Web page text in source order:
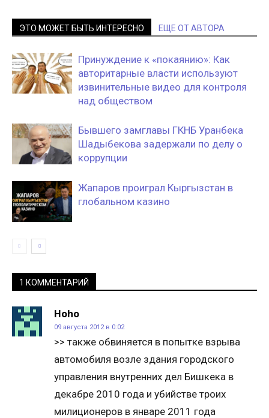
ЭТО МОЖЕТ БЫТЬ ИНТЕРЕСНО ЕЩЕ ОТ АВТОРА
Принуждение к «покаянию»: Как
авторитарные власти используют
извинительные видео для контроля
над обществом
Бывшего замглавы ГКНБ Уранбека
Шадыбекова задержали по делу о
коррупции
Жапаров проиграл Кыргызстан в
глобальном казино
1 КОММЕНТАРИЙ
Hoho
09 августа 2012 в 0:02
>> также обвиняется в попытке взрыва
автомобиля возле здания городского
управления внутренних дел Бишкека в
декабре 2010 года и убийстве троих
милиционеров в январе 2011 года